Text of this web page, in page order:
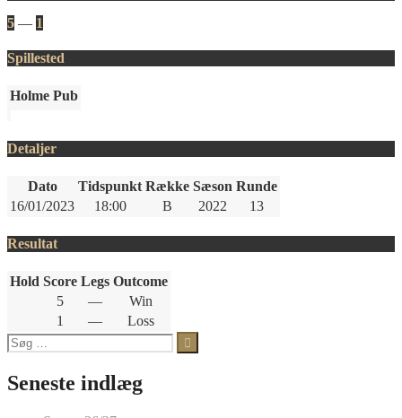
5 — 1
Spillested
Holme Pub
Detaljer
Dato Tidspunkt Række Sæson Runde
16/01/2023
18:00 B 2022 13
Resultat
Hold Score Legs Outcome
5
—
Win
1
—
Loss
Søg
efter:
Seneste indlæg